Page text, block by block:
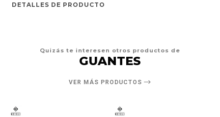
DETALLES DE PRODUCTO
Quizás te interesen otros productos de
GUANTES
VER MÁS PRODUCTOS